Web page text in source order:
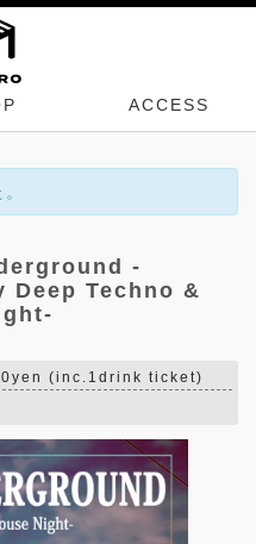
ACCESS
-
Deep Techno &
(inc.1drink ticket)